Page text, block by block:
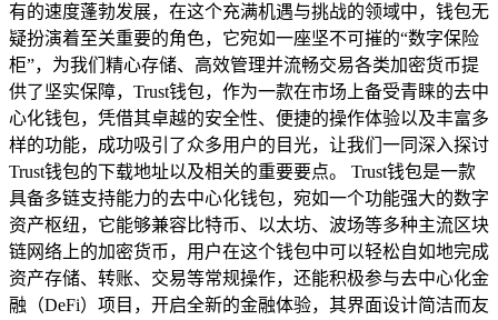
有的速度蓬勃发展，在这个充满机遇与挑战的领域中，钱包无
疑扮演着至关重要的角色，它宛如一座坚不可摧的“数字保险
柜”，为我们精心存储、高效管理并流畅交易各类加密货币提
供了坚实保障，Trust钱包，作为一款在市场上备受青睐的去中
心化钱包，凭借其卓越的安全性、便捷的操作体验以及丰富多
样的功能，成功吸引了众多用户的目光，让我们一同深入探讨
Trust钱包的下载地址以及相关的重要要点。 Trust钱包是一款
具备多链支持能力的去中心化钱包，宛如一个功能强大的数字
资产枢纽，它能够兼容比特币、以太坊、波场等多种主流区块
链网络上的加密货币，用户在这个钱包中可以轻松自如地完成
资产存储、转账、交易等常规操作，还能积极参与去中心化金
融（DeFi）项目，开启全新的金融体验，其界面设计简洁而友